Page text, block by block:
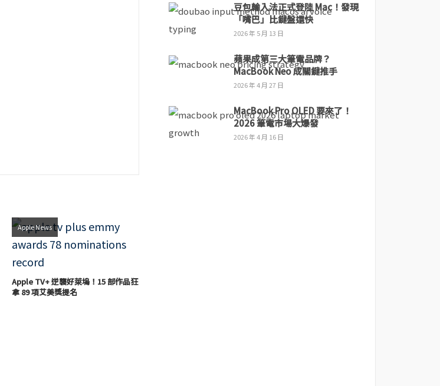
Apple News
Apple TV+ 逆襲好萊塢！15 部作品狂
拿 89 項艾美獎提名
豆包輸入法正式登陸 Mac！發現
「嘴巴」比鍵盤還快
2026 年 5 月 13 日
蘋果成第三大筆電品牌？
MacBook Neo 成關鍵推手
2026 年 4 月 27 日
MacBook Pro OLED 要來了！
2026 筆電市場大爆發
2026 年 4 月 16 日